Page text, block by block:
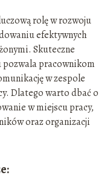
rolę w rozwoju
efektywnych
Skuteczne
pracownikom
w zespole
Dlatego warto dbać o
w miejscu pracy,
oraz organizacji